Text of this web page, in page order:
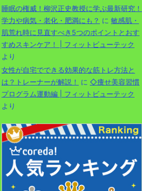
睡眠の権威！柳沢正史教授に学ぶ最新研究！
学力や病気・老化・肥満にも？ に 敏感肌・
肌荒れ時に見直すべき5つのポイントとおす
すめスキンケア！ | フィットビューテック
より
女性が自宅でできる効果的な筋トレ方法と
は？トレーナーが解説！
に ◇痩せ美容習慣
プログラム運動編 | フィットビューテック
より